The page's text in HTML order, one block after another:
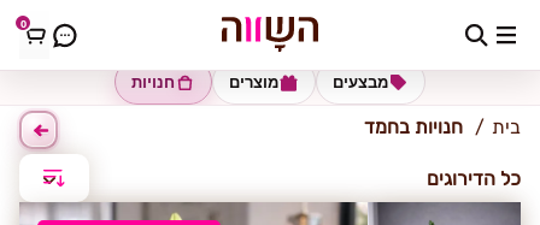
0 חמד
חנויות מוצרים מבצעים
בית חנויות בחמד
כל הדירוגים